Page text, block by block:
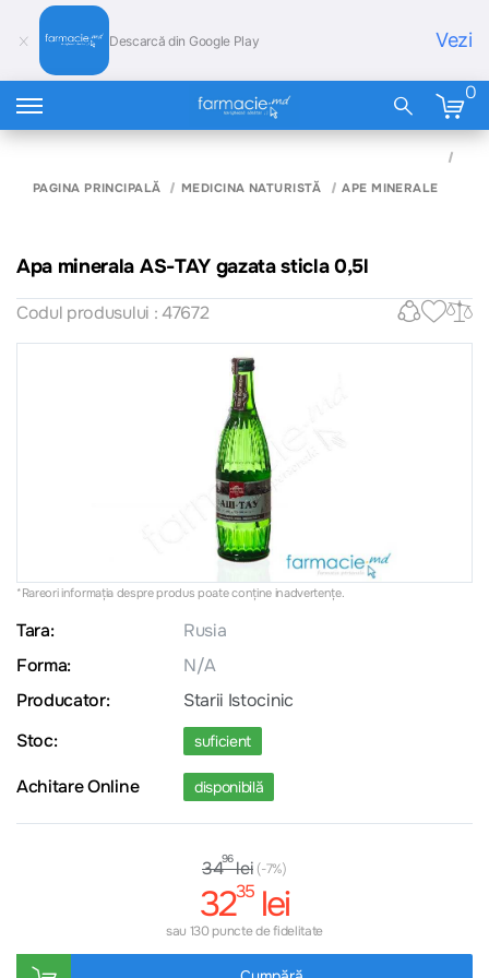
Descarcă din Google Play Vezi
0
PAGINA PRINCIPALĂ MEDICINA NATURISTĂ APE MINERALE
Apa minerala AS-TAY gazata sticla 0,5l
Codul produsului : 47672
*Rareori informația despre produs poate conţine inadvertenţe.
Tara:
Rusia
Forma:
N/A
Producator:
Starii Istocinic
Stoc:
suficient
Achitare Online disponibilă
3496lei (-7%)
3235 lei
sau 130 puncte de fidelitate